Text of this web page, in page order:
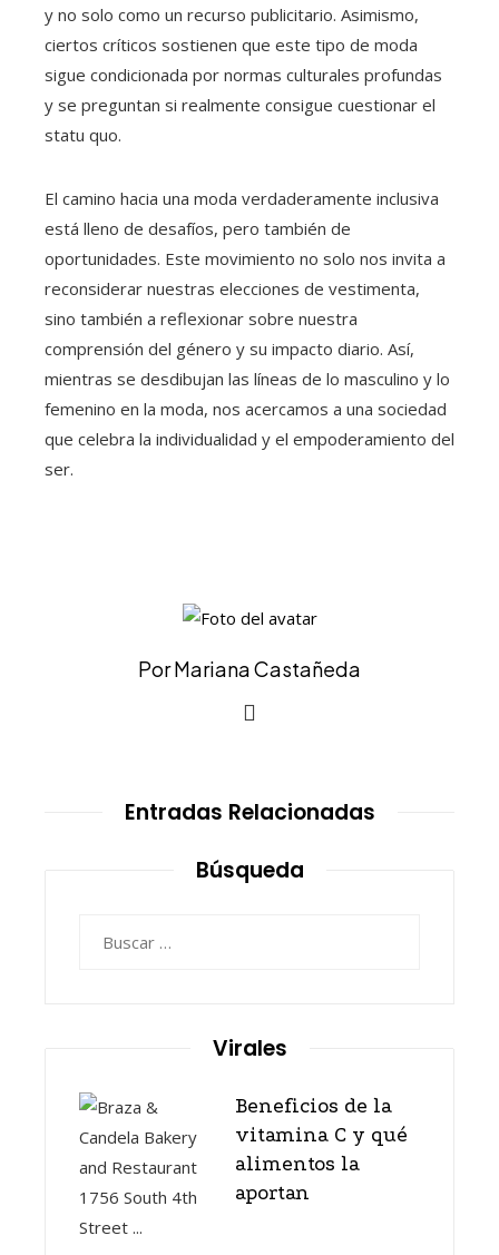
y no solo como un recurso publicitario. Asimismo,
ciertos críticos sostienen que este tipo de moda
sigue condicionada por normas culturales profundas
y se preguntan si realmente consigue cuestionar el
statu quo.
El camino hacia una moda verdaderamente inclusiva
está lleno de desafíos, pero también de
oportunidades. Este movimiento no solo nos invita a
reconsiderar nuestras elecciones de vestimenta,
sino también a reflexionar sobre nuestra
comprensión del género y su impacto diario. Así,
mientras se desdibujan las líneas de lo masculino y lo
femenino en la moda, nos acercamos a una sociedad
que celebra la individualidad y el empoderamiento del
ser.
Por Mariana Castañeda
Entradas Relacionadas
Búsqueda
Virales
Beneficios de la
vitamina C y qué
alimentos la
aportan